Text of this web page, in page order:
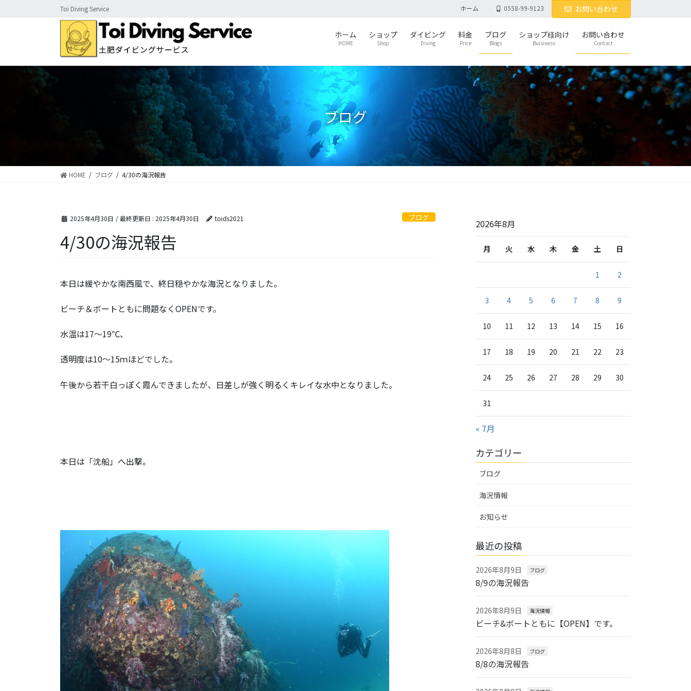
ン
に
ビ
ョ
Toi Diving Service ホーム 0558-99-9123 お問い合わせ
ホーム
HOME
ショップ
Shop
ダイビング
Diving
料金
Price
ブログ
Blogs
ショップ様向け
Buisiness
お問い合わせ
Contact
ブログ
HOME ブログ 4/30の海況報告
2025年4月30日 / 最終更新日 : 2025年4月30日 toids2021 ブログ
4/30の海況報告
本日は緩やかな南西風で、終日穏やかな海況となりました。
ビーチ＆ボートともに問題なくOPENです。
水温は17～19℃、
透明度は10～15ｍほどでした。
午後から若干白っぽく霞んできましたが、日差しが強く明るくキレイな水中となりました。
本日は「沈船」へ出撃。
2026年8月
月 火 水 木 金 土 日
1 2
3 4 5 6 7 8 9
10 11 12 13 14 15 16
17 18 19 20 21 22 23
24 25 26 27 28 29 30
31
« 7月
カテゴリー
ブログ
海況情報
お知らせ
最近の投稿
2026年8月9日 ブログ
8/9の海況報告
2026年8月9日 海況情報
ビーチ&ボートともに【OPEN】です。
2026年8月8日 ブログ
8/8の海況報告